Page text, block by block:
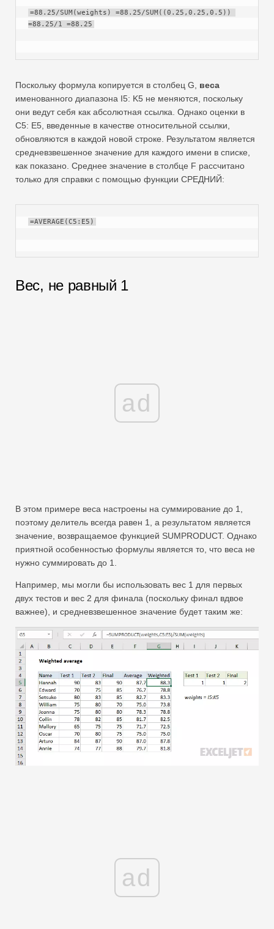
=88.25/SUM(weights) =88.25/SUM((0.25,0.25,0.5))
=88.25/1 =88.25
Поскольку формула копируется в столбец G, веса
именованного диапазона I5: K5 не меняются, поскольку
они ведут себя как абсолютная ссылка. Однако оценки в
C5: E5, введенные в качестве относительной ссылки,
обновляются в каждой новой строке. Результатом является
средневзвешенное значение для каждого имени в списке,
как показано. Среднее значение в столбце F рассчитано
только для справки с помощью функции СРЕДНИЙ:
=AVERAGE(C5:E5)
Вес, не равный 1
ad
В этом примере веса настроены на суммирование до 1,
поэтому делитель всегда равен 1, а результатом является
значение, возвращаемое функцией SUMPRODUCT. Однако
приятной особенностью формулы является то, что веса не
нужно суммировать до 1.
Например, мы могли бы использовать вес 1 для первых
двух тестов и вес 2 для финала (поскольку финал вдвое
важнее), и средневзвешенное значение будет таким же:
ad